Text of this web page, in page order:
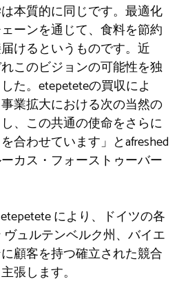
本質的に同じです。最適化
ーンを通じて、食料を節約
けるというものです。近
このビジョンの可能性を独
た。etepeteteの買収によ
業拡大における次の当然の
、この共通の使命をさらに
合わせています」とafreshed
カス・フォーストゥーバー
により、ドイツの各
ュルテンベルク州、バイエ
顧客を持つ確立された競合
張します。